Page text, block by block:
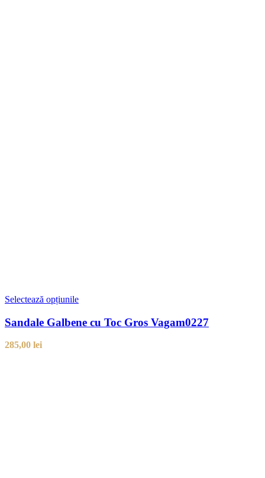
Selectează opțiunile
Sandale Galbene cu Toc Gros Vagam0227
285,00 lei